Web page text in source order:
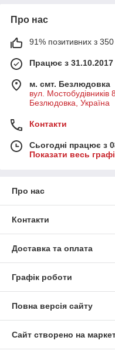
Про нас
91% позитивних з 350
Працює з 31.10.2017
м. смт. Безлюдовка
вул. Мостобудівників
Безлюдовка, Україна
Контакти
Сьогодні працює з
Показати весь
Про нас
Контакти
Доставка та оплата
Графік роботи
Повна версія сайту
Сайт створено на